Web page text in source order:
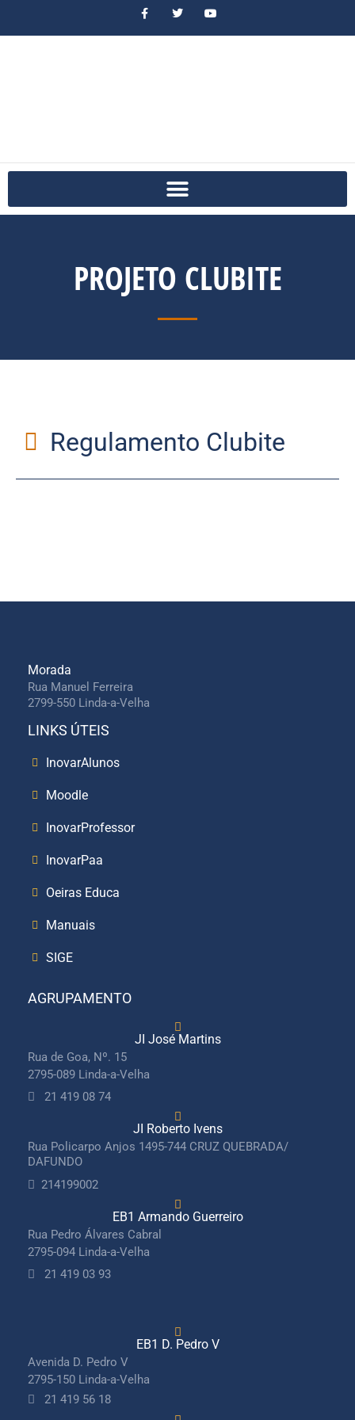
PROJETO CLUBITE
Regulamento Clubite
Morada
Rua Manuel Ferreira
2799-550 Linda-a-Velha
LINKS ÚTEIS
InovarAlunos
Moodle
InovarProfessor
InovarPaa
Oeiras Educa
Manuais
SIGE
AGRUPAMENTO
JI José Martins
Rua de Goa, Nº. 15
2795-089 Linda-a-Velha
21 419 08 74
JI Roberto Ivens
Rua Policarpo Anjos 1495-744 CRUZ QUEBRADA/
DAFUNDO
214199002
EB1 Armando Guerreiro
Rua Pedro Álvares Cabral
2795-094 Linda-a-Velha
21 419 03 93
EB1 D. Pedro V
Avenida D. Pedro V
2795-150 Linda-a-Velha
21 419 56 18